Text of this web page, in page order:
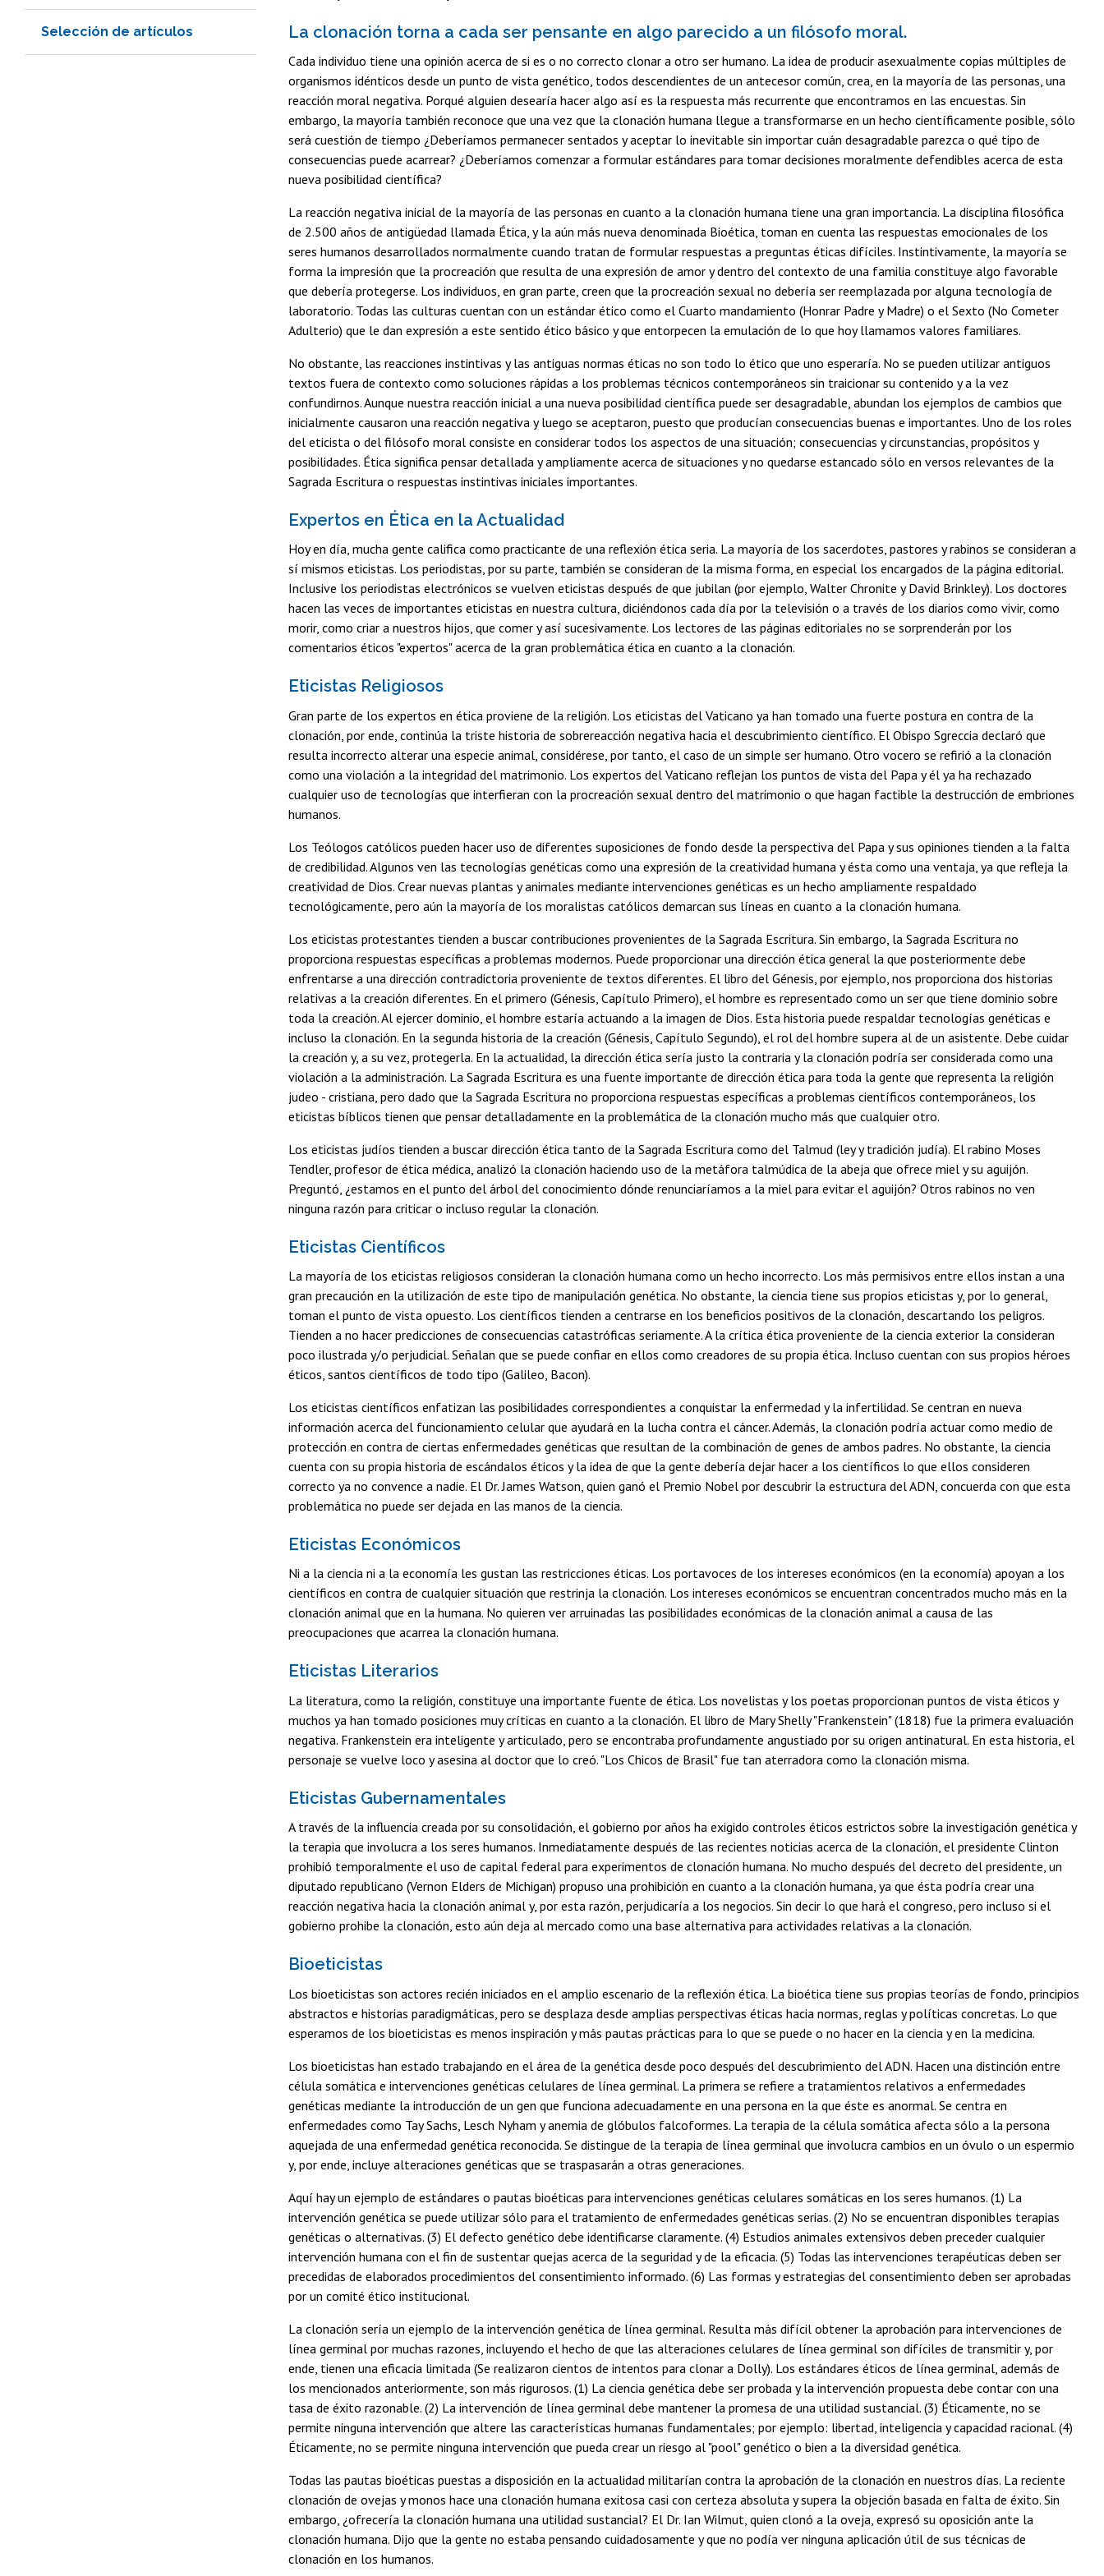
Selección de artículos La clonación torna a cada ser pensante en algo parecido a un filósofo moral.
Cada individuo tiene una opinión acerca de si es o no correcto clonar a otro ser humano. La idea de producir asexualmente copias múltiples de
organismos idénticos desde un punto de vista genético, todos descendientes de un antecesor común, crea, en la mayoría de las personas, una
reacción moral negativa. Porqué alguien desearía hacer algo así es la respuesta más recurrente que encontramos en las encuestas. Sin
embargo, la mayoría también reconoce que una vez que la clonación humana llegue a transformarse en un hecho científicamente posible, sólo
será cuestión de tiempo ¿Deberíamos permanecer sentados y aceptar lo inevitable sin importar cuán desagradable parezca o qué tipo de
consecuencias puede acarrear? ¿Deberíamos comenzar a formular estándares para tomar decisiones moralmente defendibles acerca de esta
nueva posibilidad científica?
La reacción negativa inicial de la mayoría de las personas en cuanto a la clonación humana tiene una gran importancia. La disciplina filosófica
de 2.500 años de antigüedad llamada Ética, y la aún más nueva denominada Bioética, toman en cuenta las respuestas emocionales de los
seres humanos desarrollados normalmente cuando tratan de formular respuestas a preguntas éticas difíciles. Instintivamente, la mayoría se
forma la impresión que la procreación que resulta de una expresión de amor y dentro del contexto de una familia constituye algo favorable
que debería protegerse. Los individuos, en gran parte, creen que la procreación sexual no debería ser reemplazada por alguna tecnología de
laboratorio. Todas las culturas cuentan con un estándar ético como el Cuarto mandamiento (Honrar Padre y Madre) o el Sexto (No Cometer
Adulterio) que le dan expresión a este sentido ético básico y que entorpecen la emulación de lo que hoy llamamos valores familiares.
No obstante, las reacciones instintivas y las antiguas normas éticas no son todo lo ético que uno esperaría. No se pueden utilizar antiguos
textos fuera de contexto como soluciones rápidas a los problemas técnicos contemporáneos sin traicionar su contenido y a la vez
confundirnos. Aunque nuestra reacción inicial a una nueva posibilidad científica puede ser desagradable, abundan los ejemplos de cambios que
inicialmente causaron una reacción negativa y luego se aceptaron, puesto que producían consecuencias buenas e importantes. Uno de los roles
del eticista o del filósofo moral consiste en considerar todos los aspectos de una situación; consecuencias y circunstancias, propósitos y
posibilidades. Ética significa pensar detallada y ampliamente acerca de situaciones y no quedarse estancado sólo en versos relevantes de la
Sagrada Escritura o respuestas instintivas iniciales importantes.
Expertos en Ética en la Actualidad
Hoy en día, mucha gente califica como practicante de una reflexión ética seria. La mayoría de los sacerdotes, pastores y rabinos se consideran a
sí mismos eticistas. Los periodistas, por su parte, también se consideran de la misma forma, en especial los encargados de la página editorial.
Inclusive los periodistas electrónicos se vuelven eticistas después de que jubilan (por ejemplo, Walter Chronite y David Brinkley). Los doctores
hacen las veces de importantes eticistas en nuestra cultura, diciéndonos cada día por la televisión o a través de los diarios como vivir, como
morir, como criar a nuestros hijos, que comer y así sucesivamente. Los lectores de las páginas editoriales no se sorprenderán por los
comentarios éticos "expertos" acerca de la gran problemática ética en cuanto a la clonación.
Eticistas Religiosos
Gran parte de los expertos en ética proviene de la religión. Los eticistas del Vaticano ya han tomado una fuerte postura en contra de la
clonación, por ende, continúa la triste historia de sobrereacción negativa hacia el descubrimiento científico. El Obispo Sgreccia declaró que
resulta incorrecto alterar una especie animal, considérese, por tanto, el caso de un simple ser humano. Otro vocero se refirió a la clonación
como una violación a la integridad del matrimonio. Los expertos del Vaticano reflejan los puntos de vista del Papa y él ya ha rechazado
cualquier uso de tecnologías que interfieran con la procreación sexual dentro del matrimonio o que hagan factible la destrucción de embriones
humanos.
Los Teólogos católicos pueden hacer uso de diferentes suposiciones de fondo desde la perspectiva del Papa y sus opiniones tienden a la falta
de credibilidad. Algunos ven las tecnologías genéticas como una expresión de la creatividad humana y ésta como una ventaja, ya que refleja la
creatividad de Dios. Crear nuevas plantas y animales mediante intervenciones genéticas es un hecho ampliamente respaldado
tecnológicamente, pero aún la mayoría de los moralistas católicos demarcan sus líneas en cuanto a la clonación humana.
Los eticistas protestantes tienden a buscar contribuciones provenientes de la Sagrada Escritura. Sin embargo, la Sagrada Escritura no
proporciona respuestas específicas a problemas modernos. Puede proporcionar una dirección ética general la que posteriormente debe
enfrentarse a una dirección contradictoria proveniente de textos diferentes. El libro del Génesis, por ejemplo, nos proporciona dos historias
relativas a la creación diferentes. En el primero (Génesis, Capítulo Primero), el hombre es representado como un ser que tiene dominio sobre
toda la creación. Al ejercer dominio, el hombre estaría actuando a la imagen de Dios. Esta historia puede respaldar tecnologías genéticas e
incluso la clonación. En la segunda historia de la creación (Génesis, Capítulo Segundo), el rol del hombre supera al de un asistente. Debe cuidar
la creación y, a su vez, protegerla. En la actualidad, la dirección ética sería justo la contraria y la clonación podría ser considerada como una
violación a la administración. La Sagrada Escritura es una fuente importante de dirección ética para toda la gente que representa la religión
judeo - cristiana, pero dado que la Sagrada Escritura no proporciona respuestas específicas a problemas científicos contemporáneos, los
eticistas bíblicos tienen que pensar detalladamente en la problemática de la clonación mucho más que cualquier otro.
Los eticistas judíos tienden a buscar dirección ética tanto de la Sagrada Escritura como del Talmud (ley y tradición judía). El rabino Moses
Tendler, profesor de ética médica, analizó la clonación haciendo uso de la metáfora talmúdica de la abeja que ofrece miel y su aguijón.
Preguntó, ¿estamos en el punto del árbol del conocimiento dónde renunciaríamos a la miel para evitar el aguijón? Otros rabinos no ven
ninguna razón para criticar o incluso regular la clonación.
Eticistas Científicos
La mayoría de los eticistas religiosos consideran la clonación humana como un hecho incorrecto. Los más permisivos entre ellos instan a una
gran precaución en la utilización de este tipo de manipulación genética. No obstante, la ciencia tiene sus propios eticistas y, por lo general,
toman el punto de vista opuesto. Los científicos tienden a centrarse en los beneficios positivos de la clonación, descartando los peligros.
Tienden a no hacer predicciones de consecuencias catastróficas seriamente. A la crítica ética proveniente de la ciencia exterior la consideran
poco ilustrada y/o perjudicial. Señalan que se puede confiar en ellos como creadores de su propia ética. Incluso cuentan con sus propios héroes
éticos, santos científicos de todo tipo (Galileo, Bacon).
Los eticistas científicos enfatizan las posibilidades correspondientes a conquistar la enfermedad y la infertilidad. Se centran en nueva
información acerca del funcionamiento celular que ayudará en la lucha contra el cáncer. Además, la clonación podría actuar como medio de
protección en contra de ciertas enfermedades genéticas que resultan de la combinación de genes de ambos padres. No obstante, la ciencia
cuenta con su propia historia de escándalos éticos y la idea de que la gente debería dejar hacer a los científicos lo que ellos consideren
correcto ya no convence a nadie. El Dr. James Watson, quien ganó el Premio Nobel por descubrir la estructura del ADN, concuerda con que esta
problemática no puede ser dejada en las manos de la ciencia.
Eticistas Económicos
Ni a la ciencia ni a la economía les gustan las restricciones éticas. Los portavoces de los intereses económicos (en la economía) apoyan a los
científicos en contra de cualquier situación que restrinja la clonación. Los intereses económicos se encuentran concentrados mucho más en la
clonación animal que en la humana. No quieren ver arruinadas las posibilidades económicas de la clonación animal a causa de las
preocupaciones que acarrea la clonación humana.
Eticistas Literarios
La literatura, como la religión, constituye una importante fuente de ética. Los novelistas y los poetas proporcionan puntos de vista éticos y
muchos ya han tomado posiciones muy críticas en cuanto a la clonación. El libro de Mary Shelly "Frankenstein" (1818) fue la primera evaluación
negativa. Frankenstein era inteligente y articulado, pero se encontraba profundamente angustiado por su origen antinatural. En esta historia, el
personaje se vuelve loco y asesina al doctor que lo creó. "Los Chicos de Brasil" fue tan aterradora como la clonación misma.
Eticistas Gubernamentales
A través de la influencia creada por su consolidación, el gobierno por años ha exigido controles éticos estrictos sobre la investigación genética y
la terapia que involucra a los seres humanos. Inmediatamente después de las recientes noticias acerca de la clonación, el presidente Clinton
prohibió temporalmente el uso de capital federal para experimentos de clonación humana. No mucho después del decreto del presidente, un
diputado republicano (Vernon Elders de Michigan) propuso una prohibición en cuanto a la clonación humana, ya que ésta podría crear una
reacción negativa hacia la clonación animal y, por esta razón, perjudicaría a los negocios. Sin decir lo que hará el congreso, pero incluso si el
gobierno prohibe la clonación, esto aún deja al mercado como una base alternativa para actividades relativas a la clonación.
Bioeticistas
Los bioeticistas son actores recién iniciados en el amplio escenario de la reflexión ética. La bioética tiene sus propias teorías de fondo, principios
abstractos e historias paradigmáticas, pero se desplaza desde amplias perspectivas éticas hacia normas, reglas y políticas concretas. Lo que
esperamos de los bioeticistas es menos inspiración y más pautas prácticas para lo que se puede o no hacer en la ciencia y en la medicina.
Los bioeticistas han estado trabajando en el área de la genética desde poco después del descubrimiento del ADN. Hacen una distinción entre
célula somática e intervenciones genéticas celulares de línea germinal. La primera se refiere a tratamientos relativos a enfermedades
genéticas mediante la introducción de un gen que funciona adecuadamente en una persona en la que éste es anormal. Se centra en
enfermedades como Tay Sachs, Lesch Nyham y anemia de glóbulos falcoformes. La terapia de la célula somática afecta sólo a la persona
aquejada de una enfermedad genética reconocida. Se distingue de la terapia de línea germinal que involucra cambios en un óvulo o un espermio
y, por ende, incluye alteraciones genéticas que se traspasarán a otras generaciones.
Aquí hay un ejemplo de estándares o pautas bioéticas para intervenciones genéticas celulares somáticas en los seres humanos. (1) La
intervención genética se puede utilizar sólo para el tratamiento de enfermedades genéticas serias. (2) No se encuentran disponibles terapias
genéticas o alternativas. (3) El defecto genético debe identificarse claramente. (4) Estudios animales extensivos deben preceder cualquier
intervención humana con el fin de sustentar quejas acerca de la seguridad y de la eficacia. (5) Todas las intervenciones terapéuticas deben ser
precedidas de elaborados procedimientos del consentimiento informado. (6) Las formas y estrategias del consentimiento deben ser aprobadas
por un comité ético institucional.
La clonación sería un ejemplo de la intervención genética de línea germinal. Resulta más difícil obtener la aprobación para intervenciones de
línea germinal por muchas razones, incluyendo el hecho de que las alteraciones celulares de línea germinal son difíciles de transmitir y, por
ende, tienen una eficacia limitada (Se realizaron cientos de intentos para clonar a Dolly). Los estándares éticos de línea germinal, además de
los mencionados anteriormente, son más rigurosos. (1) La ciencia genética debe ser probada y la intervención propuesta debe contar con una
tasa de éxito razonable. (2) La intervención de línea germinal debe mantener la promesa de una utilidad sustancial. (3) Éticamente, no se
permite ninguna intervención que altere las características humanas fundamentales; por ejemplo: libertad, inteligencia y capacidad racional. (4)
Éticamente, no se permite ninguna intervención que pueda crear un riesgo al "pool" genético o bien a la diversidad genética.
Todas las pautas bioéticas puestas a disposición en la actualidad militarían contra la aprobación de la clonación en nuestros días. La reciente
clonación de ovejas y monos hace una clonación humana exitosa casi con certeza absoluta y supera la objeción basada en falta de éxito. Sin
embargo, ¿ofrecería la clonación humana una utilidad sustancial? El Dr. Ian Wilmut, quien clonó a la oveja, expresó su oposición ante la
clonación humana. Dijo que la gente no estaba pensando cuidadosamente y que no podía ver ninguna aplicación útil de sus técnicas de
clonación en los humanos.